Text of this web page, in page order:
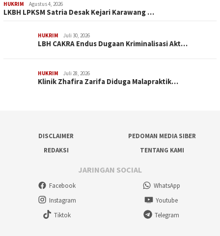
HUKRIM Agustus 4, 2026
LKBH LPKSM Satria Desak Kejari Karawang …
HUKRIM Juli 30, 2026
LBH CAKRA Endus Dugaan Kriminalisasi Akt…
HUKRIM Juli 28, 2026
Klinik Zhafira Zarifa Diduga Malapraktik…
DISCLAIMER
PEDOMAN MEDIA SIBER
REDAKSI
TENTANG KAMI
JARINGAN SOCIAL
Facebook
WhatsApp
Instagram
Youtube
Tiktok
Telegram